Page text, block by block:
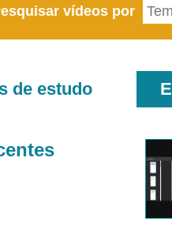
vídeos por
de estudo